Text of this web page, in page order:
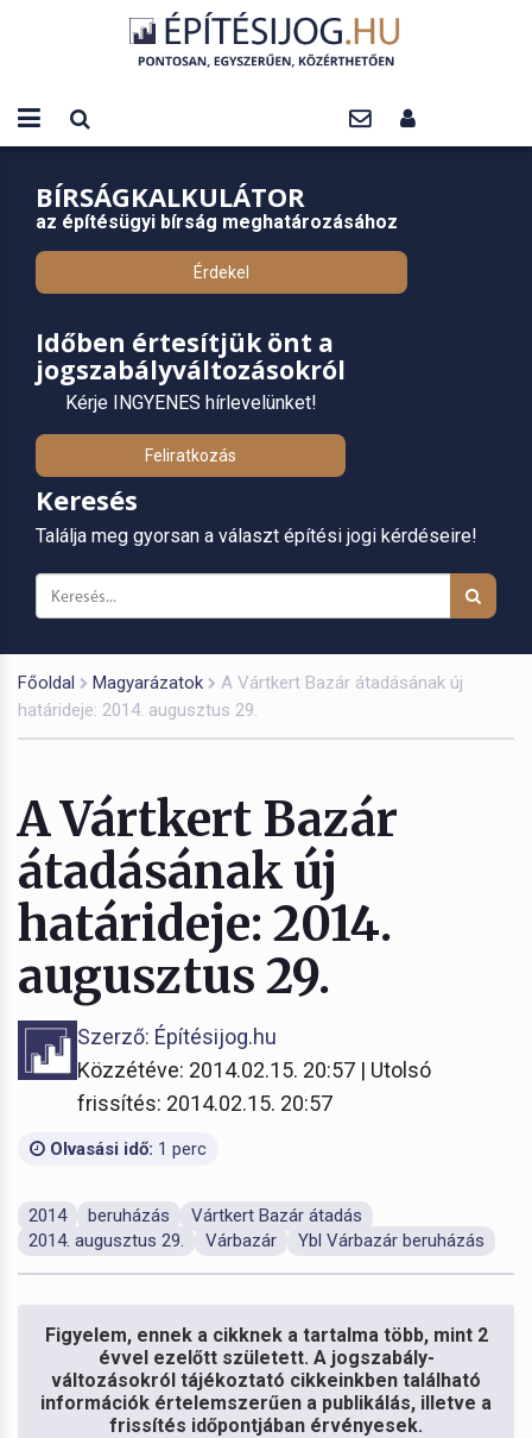
BÍRSÁGKALKULÁTOR
az építésügyi bírság meghatározásához
Érdekel
Időben értesítjük önt a
jogszabályváltozásokról
Kérje INGYENES hírlevelünket!
Feliratkozás
Keresés
Találja meg gyorsan a választ építési jogi kérdéseire!
Főoldal Magyarázatok
A Vártkert Bazár átadásának új
határideje: 2014. augusztus 29.
A Vártkert Bazár
átadásának új
határideje: 2014.
augusztus 29.
Szerző: Építésijog.hu
Közzétéve: 2014.02.15. 20:57 | Utolsó
frissítés: 2014.02.15. 20:57
Olvasási idő: 1 perc
2014 beruházás
Vártkert Bazár átadás
2014. augusztus 29.
Várbazár Ybl Várbazár beruházás
Figyelem, ennek a cikknek a tartalma több, mint 2
évvel ezelőtt született. A jogszabály-
változásokról tájékoztató cikkeinkben található
információk értelemszerűen a publikálás, illetve a
frissítés időpontjában érvényesek.